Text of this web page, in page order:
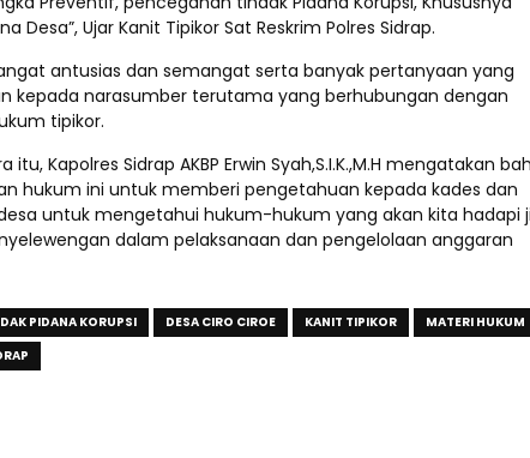
Desa”, Ujar Kanit Tipikor Sat Reskrim Polres Sidrap.
antusias dan semangat serta banyak pertanyaan yang
kepada narasumber terutama yang berhubungan dengan
tipikor.
itu, Kapolres Sidrap AKBP Erwin Syah,S.I.K.,M.H mengatakan
hukum ini untuk memberi pengetahuan kepada kades dan
untuk mengetahui hukum-hukum yang akan kita hadapi
dalam pelaksanaan dan pengelolaan anggaran
PIDANA KORUPSI DESA CIRO CIROE KANIT TIPIKOR
MATERI HUKUM